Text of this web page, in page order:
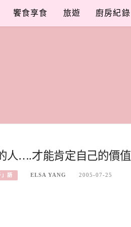
饗食享食 旅遊 廚房紀錄
人….才能肯定自己的價值
」語 ELSA YANG 2005-07-25